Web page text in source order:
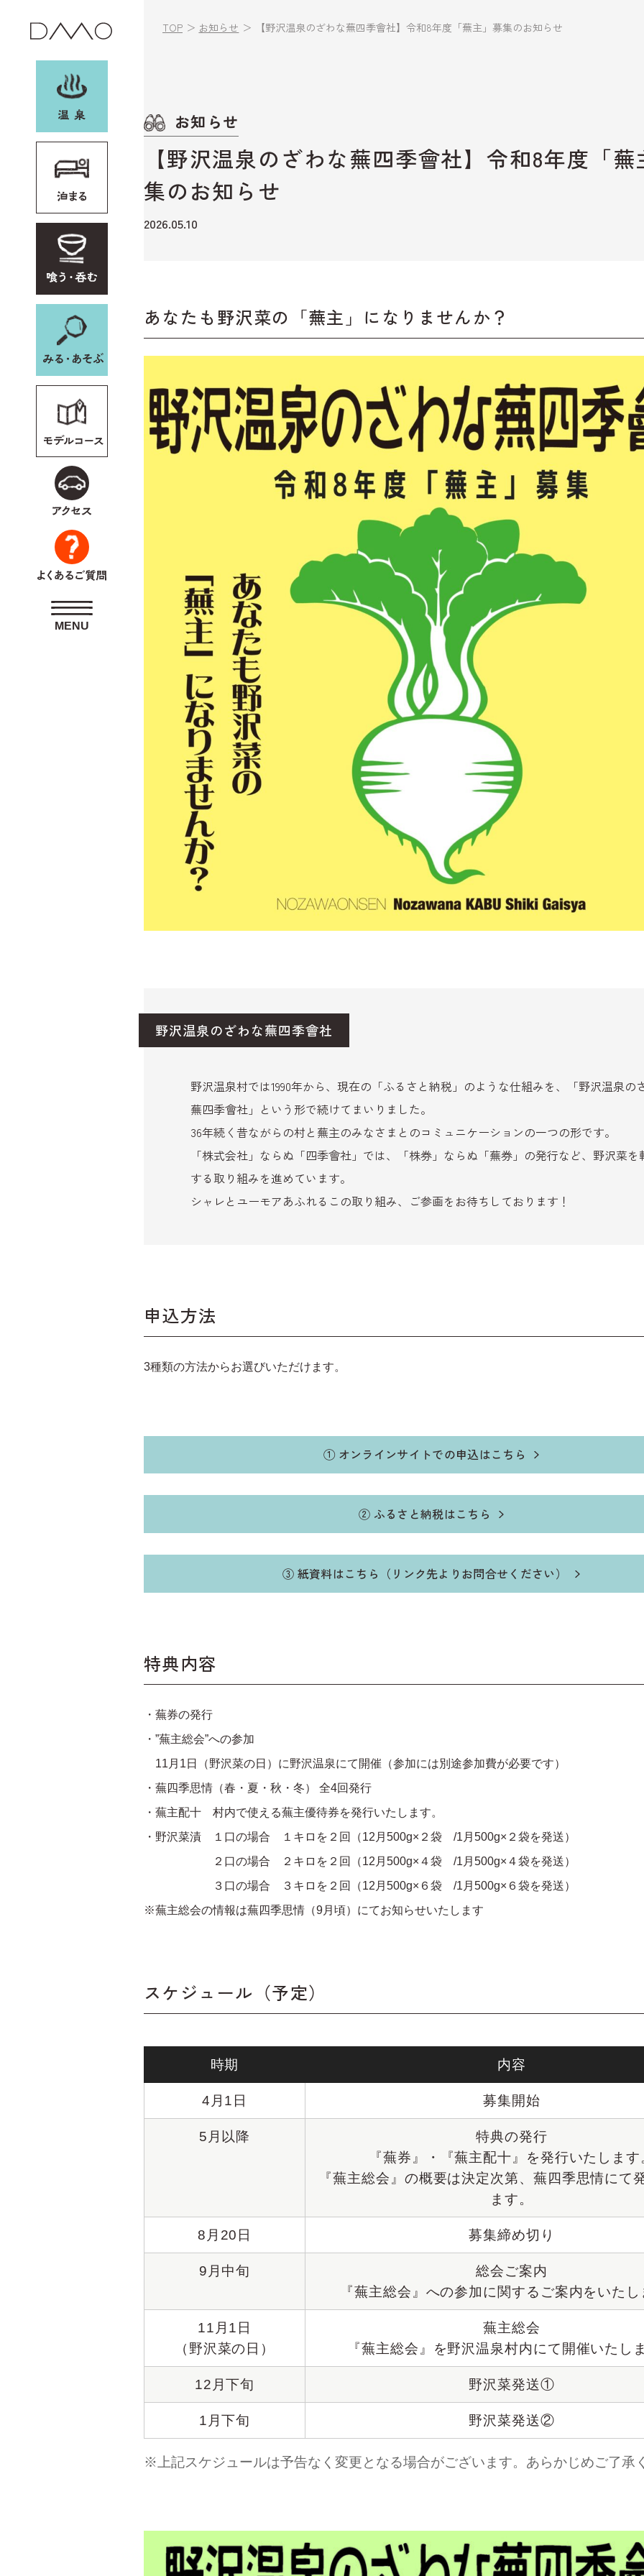
MENU
野沢温泉スキー場
お土産・レンタル
他加盟施設
イベント
お知らせ
観光局に依
野沢温泉スキー場WEBリフト券
会員専用 ページ
TOP お知らせ 【野沢温泉のざわな蕪四季會社】令和8年度「蕪主」募集のお知らせ
お知らせ
【野沢温泉のざわな蕪四季會社】令和8年度「蕪
集のお知らせ
2026.05.10
あなたも野沢菜の「蕪主」になりませんか？
野沢温泉のざわな蕪四季會社
野沢温泉村では1990年から、現在の「ふるさと納税」のような仕組みを、「野沢温泉の
蕪四季會社」という形で続けてまいりました。
36年続く昔ながらの村と蕪主のみなさまとのコミュニケーションの一つの形です。
「株式会社」ならぬ「四季會社」では、「株券」ならぬ「蕪券」の発行など、野沢菜を
する取り組みを進めています。
シャレとユーモアあふれるこの取り組み、ご参画をお待ちしております！
申込方法
3種類の方法からお選びいただけます。
① オンラインサイトでの申込はこちら
② ふるさと納税はこちら
③ 紙資料はこちら（リンク先よりお問合せください）
特典内容
・蕪券の発行
・”蕪主総会”への参加
11月1日（野沢菜の日）に野沢温泉にて開催（参加には別途参加費が必要です）
・蕪四季思情（春・夏・秋・冬） 全4回発行
・蕪主配十 村内で使える蕪主優待券を発行いたします。
・野沢菜漬 １口の場合 １キロを２回（12月500g×２袋 /1月500g×２袋を発送）
２口の場合 ２キロを２回（12月500g×４袋 /1月500g×４袋を発送）
３口の場合 ３キロを２回（12月500g×６袋 /1月500g×６袋を発送）
※蕪主総会の情報は蕪四季思情（9月頃）にてお知らせいたします
スケジュール（予定）
時期 内容
4月1日 募集開始
5月以降
特典の発行
『蕪券』・『蕪主配十』を発行いたします
『蕪主総会』の概要は決定次第、蕪四季思情にて
ます。
8月20日 募集締め切り
9月中旬
総会ご案内
『蕪主総会』への参加に関するご案内をいたし
11月1日
（野沢菜の日）
蕪主総会
『蕪主総会』を野沢温泉村内にて開催いたし
12月下旬 野沢菜発送①
1月下旬 野沢菜発送②
※上記スケジュールは予告なく変更となる場合がございます。あらかじめご了承
MENU